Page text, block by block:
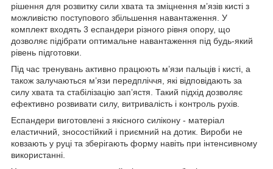
рішення для розвитку сили хвата та зміцнення м’язів кисті з
можливістю поступового збільшення навантаження. У
комплект входять 3 еспандери різного рівня опору, що
дозволяє підібрати оптимальне навантаження під будь-який
рівень підготовки.
Під час тренувань активно працюють м’язи пальців і кисті, а
також залучаються м’язи передпліччя, які відповідають за
силу хвата та стабілізацію зап’ястя. Такий підхід дозволяє
ефективно розвивати силу, витривалість і контроль рухів.
Еспандери виготовлені з якісного силікону - матеріал
еластичний, зносостійкий і приємний на дотик. Вироби не
ковзають у руці та зберігають форму навіть при інтенсивному
використанні.